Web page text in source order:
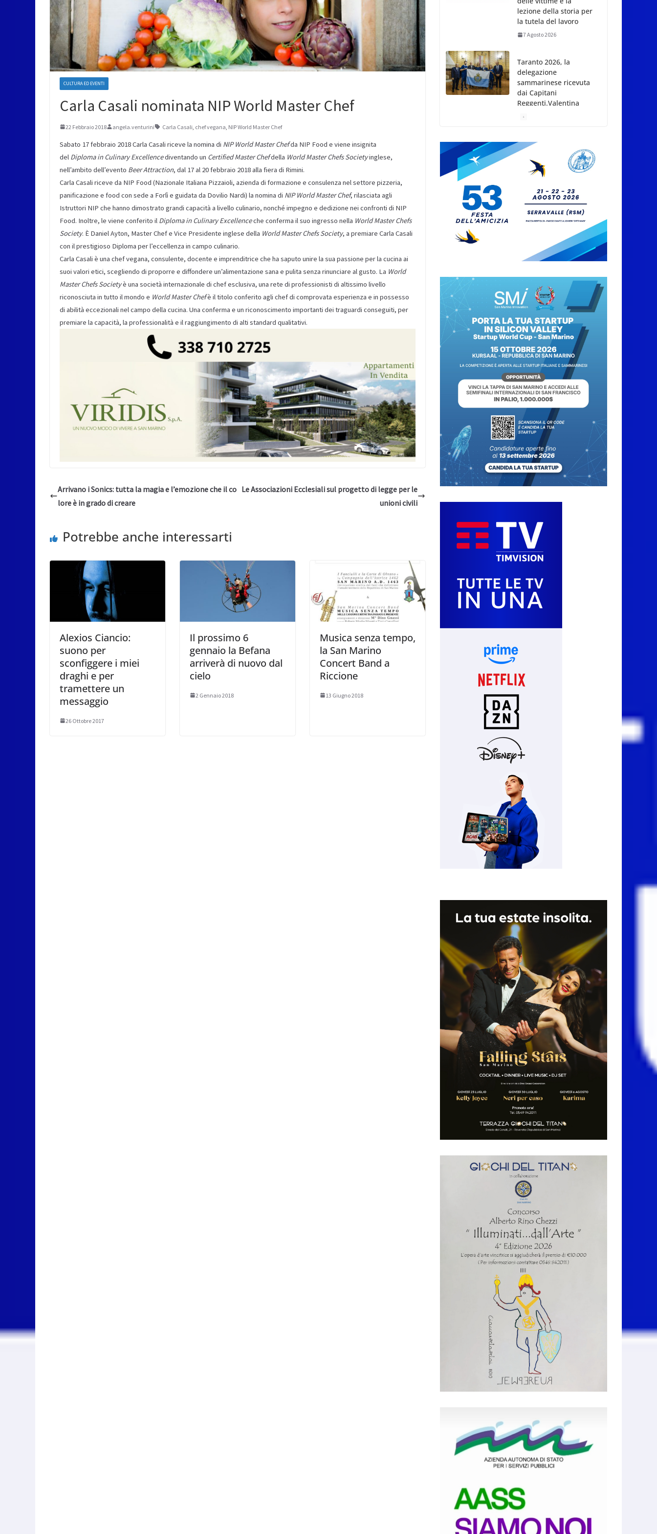
CULTURA ED EVENTI
Carla Casali nominata NIP World Master Chef
22 Febbraio 2018 angela.venturini Carla Casali chef vegana NIP World Master Chef
Sabato 17 febbraio 2018 Carla Casali riceve la nomina di NIP World Master Chefda NIP Food e viene insignita
del Diploma in Culinary Excellencediventando un Certified Master Chefdella World Master Chefs Societyinglese,
nell’ambito dell’evento Beer Attraction, dal 17 al 20 febbraio 2018 alla fiera di Rimini.
Carla Casali riceve da NIP Food (Nazionale Italiana Pizzaioli, azienda di formazione e consulenza nel settore pizzeria,
panificazione e food con sede a Forlì e guidata da Dovilio Nardi) la nomina di NIP World Master Chef, rilasciata agli
Istruttori NIP che hanno dimostrato grandi capacità a livello culinario, nonché impegno e dedizione nei confronti di NIP
Food. Inoltre, le viene conferito il Diploma in Culinary Excellenceche conferma il suo ingresso nella World Master Chefs
Society. È Daniel Ayton, Master Chef e Vice Presidente inglese della World Master Chefs Society, a premiare Carla Casali
con il prestigioso Diploma per l’eccellenza in campo culinario.
Carla Casali è una chef vegana, consulente, docente e imprenditrice che ha saputo unire la sua passione per la cucina ai
suoi valori etici, scegliendo di proporre e diffondere un’alimentazione sana e pulita senza rinunciare al gusto. La World
Master Chefs Societyè una società internazionale di chef esclusiva, una rete di professionisti di altissimo livello
riconosciuta in tutto il mondo e World Master Chefè il titolo conferito agli chef di comprovata esperienza e in possesso
di abilità eccezionali nel campo della cucina. Una conferma e un riconoscimento importanti dei traguardi conseguiti, per
premiare la capacità, la professionalità e il raggiungimento di alti standard qualitativi.
Arrivano i Sonics: tutta la magia e l’emozione che il co
lore è in grado di creare
Le Associazioni Ecclesiali sul progetto di legge per le
unioni civili
Potrebbe anche interessarti
Alexios Ciancio:
suono per
sconfiggere i miei
draghi e per
tramettere un
messaggio
26 Ottobre 2017
Il prossimo 6
gennaio la Befana
arriverà di nuovo dal
cielo
2 Gennaio 2018
Musica senza tempo,
la San Marino
Concert Band a
Riccione
13 Giugno 2018
lezione della storia per
la tutela del lavoro
7 Agosto 2026
Taranto 2026, la
delegazione
sammarinese ricevuta
dai Capitani
Reggenti.Valentina
7 Agosto 2026
San Marino. Attiva-
Sociale Europea: dalla
firma alla
responsabilità
News da Rimini e
chiuso | Traguardi |
Papa, tutti al lavoro
7 Agosto 2026
San Marino. Il Governo
accelera sul contratto
della PA: pronta la
proposta ai sindacati
7 Agosto 2026